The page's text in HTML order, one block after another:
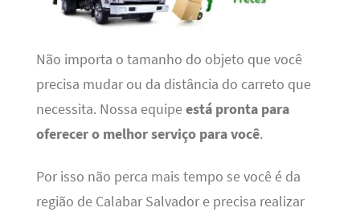
Não importa o tamanho do objeto que você
precisa mudar ou da distância do carreto que
necessita. Nossa equipeestá pronta para
oferecer o melhor serviço para você.
Por isso não perca mais tempo se você é da
região de Calabar Salvador e precisa realizar